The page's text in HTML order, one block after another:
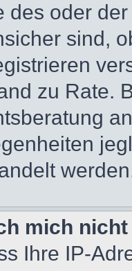
des oder
sind,
zu Rate.
mich
Ihre IP-